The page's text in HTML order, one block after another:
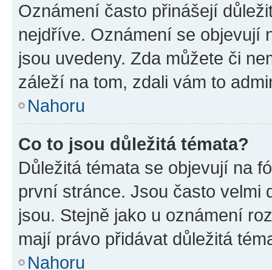
Oznámení často přinášejí
nejdříve. Oznámení se objevují
jsou uvedeny. Zda můžete či
záleží na tom, zdali vám to
Nahoru
Co to jsou důležitá témata?
Důležitá témata se objevují na
první stránce. Jsou často velmi
jsou. Stejně jako u oznámení
mají právo přidávat důležitá
Nahoru